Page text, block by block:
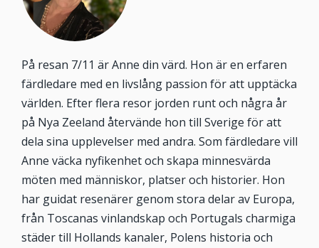
På resan 7/11 är Anne din värd. Hon är en erfaren
färdledare med en livslång passion för att upptäcka
världen. Efter flera resor jorden runt och några år
på Nya Zeeland återvände hon till Sverige för att
dela sina upplevelser med andra. Som färdledare vill
Anne väcka nyfikenhet och skapa minnesvärda
möten med människor, platser och historier. Hon
har guidat resenärer genom stora delar av Europa,
från Toscanas vinlandskap och Portugals charmiga
städer till Hollands kanaler, Polens historia och